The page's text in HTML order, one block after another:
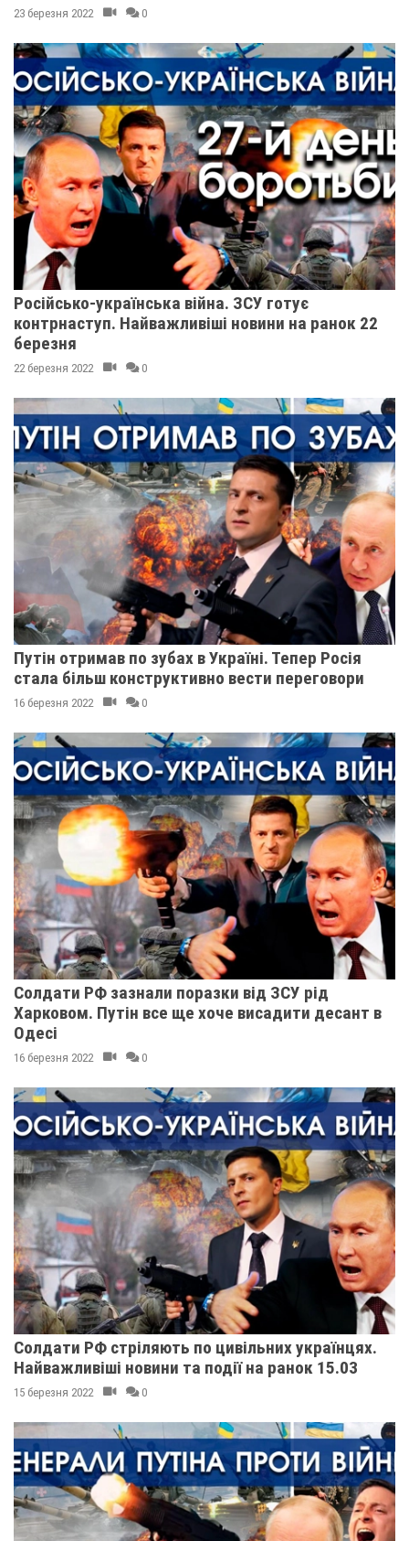
23 березня 2022 0
Російсько-українська війна. ЗСУ готує
контрнаступ. Найважливіші новини на ранок 22
березня
22 березня 2022 0
Путін отримав по зубах в Україні. Тепер Росія
стала більш конструктивно вести переговори
16 березня 2022 0
Солдати РФ зазнали поразки від ЗСУ рід
Харковом. Путін все ще хоче висадити десант в
Одесі
16 березня 2022 0
Солдати РФ стріляють по цивільних українцях.
Найважливіші новини та події на ранок 15.03
15 березня 2022 0